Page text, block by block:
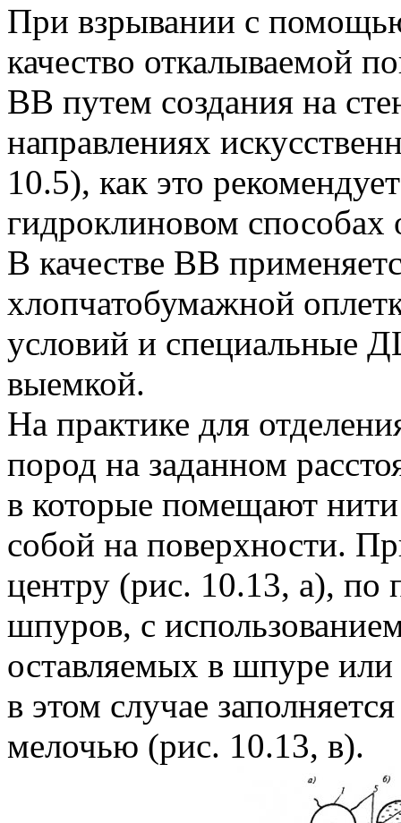
При взрывании с
качество откалываемой
ВВ путем создания на
направлениях
10.5), как это
гидроклиновом способах
В качестве ВВ
хлопчатобумажной
условий и специальные
выемкой.
На практике для
пород на заданном
в которые помещают
собой на поверхности.
центру (рис. 10.13, а),
шпуров, с
оставляемых в шпуре или
в этом случае
мелочью (рис. 10.13, в).